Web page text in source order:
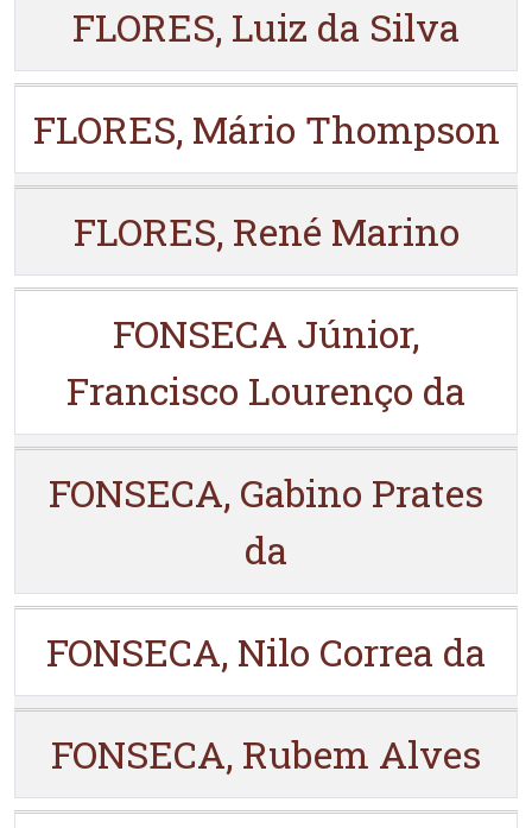
FLORES, Luiz da Silva
FLORES, Mário Thompson
FLORES, René Marino
FONSECA Júnior,
Francisco Lourenço da
FONSECA, Gabino Prates
da
FONSECA, Nilo Correa da
FONSECA, Rubem Alves